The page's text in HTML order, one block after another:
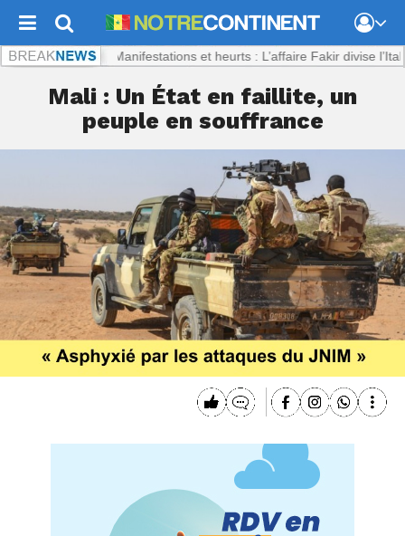
: Manifestations et heurts : L’affaire Fakir divise l’Italie
Mali : Un État en faillite, un
peuple en souffrance